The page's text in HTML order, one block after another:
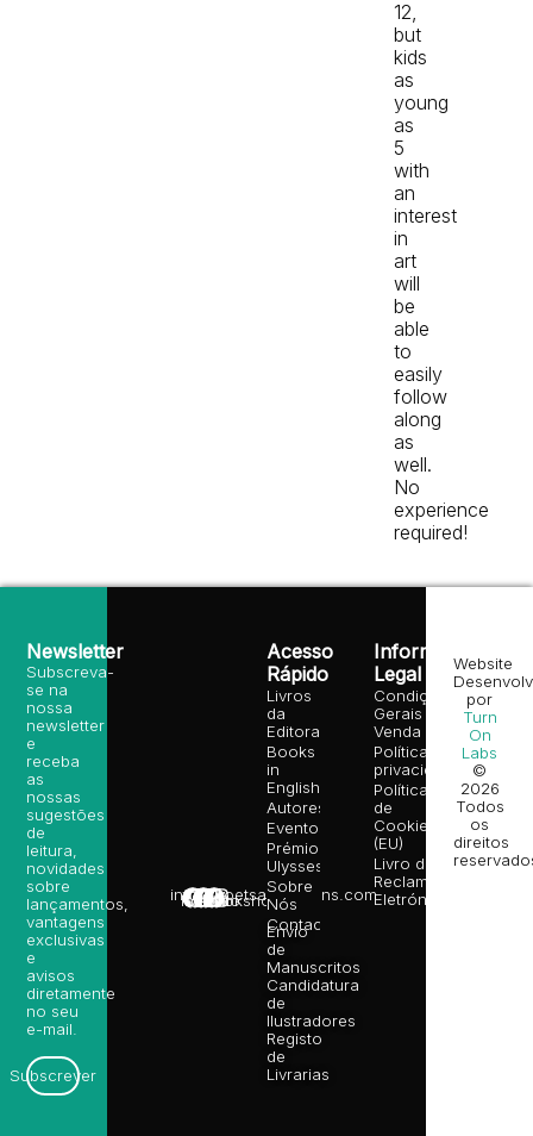
12,
but
kids
as
young
as
5
with
an
interest
in
art
will
be
able
to
easily
follow
along
as
well.
No
experience
required!
info@poetsandragons.com
Infantil
Adulto
Bookshop
Acesso
Rápido
Livros
da
Editora
Books
in
English
Autores
Eventos
Prémio
Ulysses
Sobre
Nós
Contactos
Envio
de
Manuscritos
Candidatura
de
Ilustradores
Registo
de
Livrarias
Informação
Legal
Condições
Gerais de
Venda
Política de
privacidade
Política
de
Cookies
(EU)
Livro de
Reclamações
Eletrónico
Newsletter
Subscreva-
se na
nossa
newsletter
e
receba
as
nossas
sugestões
de
leitura,
novidades
sobre
lançamentos,
vantagens
exclusivas
e
avisos
diretamente
no seu
e-mail.
Subscrever
Website
por
Turn
On
Labs
©
2026
Todos
os
direitos